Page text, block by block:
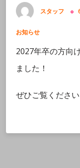
スタッフ
お知らせ
2027年卒の方向
ました！
ぜひご覧ください